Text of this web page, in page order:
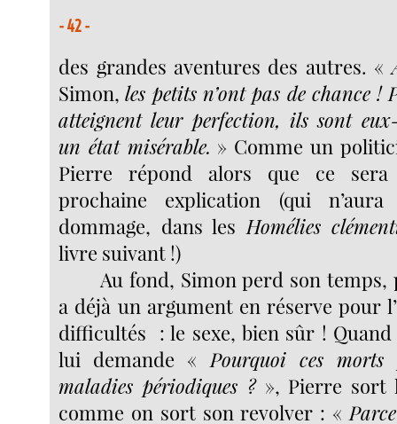
- 42 -
des grandes aventures des autres. «
Simon,les petits n’ont pas de chance !
atteignent leur perfection, ils sont
un état misérable. » Comme un
Pierre répond alors que ce sera
prochaine explication (qui
dommage, dans lesHomélies
livre suivant !)
Au fond, Simon perd son temps,
a déjà un argument en réserve pour
difficultés : le sexe, bien sûr !
lui demande «Pourquoi ces morts
maladies périodiques ?», Pierre sort
comme on sort son revolver : «